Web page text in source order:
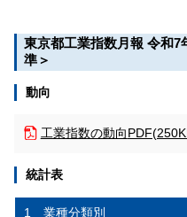
東京都工業指数月報令和7
準＞
動向
工業指数の動向
統計表
1 業種分類別